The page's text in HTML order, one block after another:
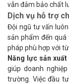
vẫn đảm bảo chất
Dịch vụ hỗ trợ
Đội ngũ tư vấn
sản phẩm đến
pháp phù hợp với
Năng lực sản
giúp doanh
trường. Việc đầu